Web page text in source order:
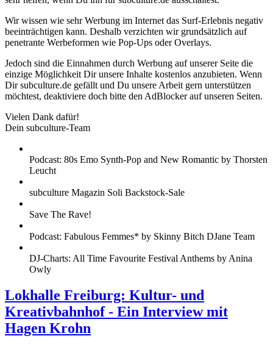
Wir wissen wie sehr Werbung im Internet das Surf-Erlebnis negativ
beeinträchtigen kann. Deshalb verzichten wir grundsätzlich auf
penetrante Werbeformen wie Pop-Ups oder Overlays.
Jedoch sind die Einnahmen durch Werbung auf unserer Seite die
einzige Möglichkeit Dir unsere Inhalte kostenlos anzubieten. Wenn
Dir subculture.de gefällt und Du unsere Arbeit gern unterstützen
möchtest, deaktiviere doch bitte den AdBlocker auf unseren Seiten.
Vielen Dank dafür!
Dein subculture-Team
Podcast: 80s Emo Synth-Pop and New Romantic by Thorsten
Leucht
subculture Magazin Soli Backstock-Sale
Save The Rave!
Podcast: Fabulous Femmes* by Skinny Bitch DJane Team
DJ-Charts: All Time Favourite Festival Anthems by Anina
Owly
Lokhalle Freiburg: Kultur- und
Kreativbahnhof - Ein Interview mit
Hagen Krohn